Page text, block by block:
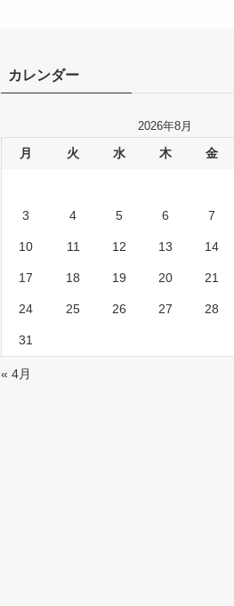
カレンダー
2026年8月
月 火 水 木 金
3 4 5 6 7
10 11 12 13 14
17 18 19 20 21
24 25 26 27 28
31
« 4月